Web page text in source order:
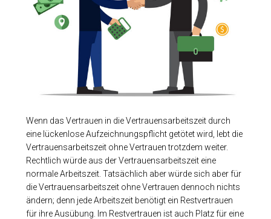
Wenn das Vertrauen in die Vertrauensarbeitszeit durch
eine lückenlose Aufzeichnungspflicht getötet wird, lebt die
Vertrauensarbeitszeit ohne Vertrauen trotzdem weiter.
Rechtlich würde aus der Vertrauensarbeitszeit eine
normale Arbeitszeit. Tatsächlich aber würde sich aber für
die Vertrauensarbeitszeit ohne Vertrauen dennoch nichts
ändern; denn jede Arbeitszeit benötigt ein Restvertrauen
für ihre Ausübung. Im Restvertrauen ist auch Platz für eine